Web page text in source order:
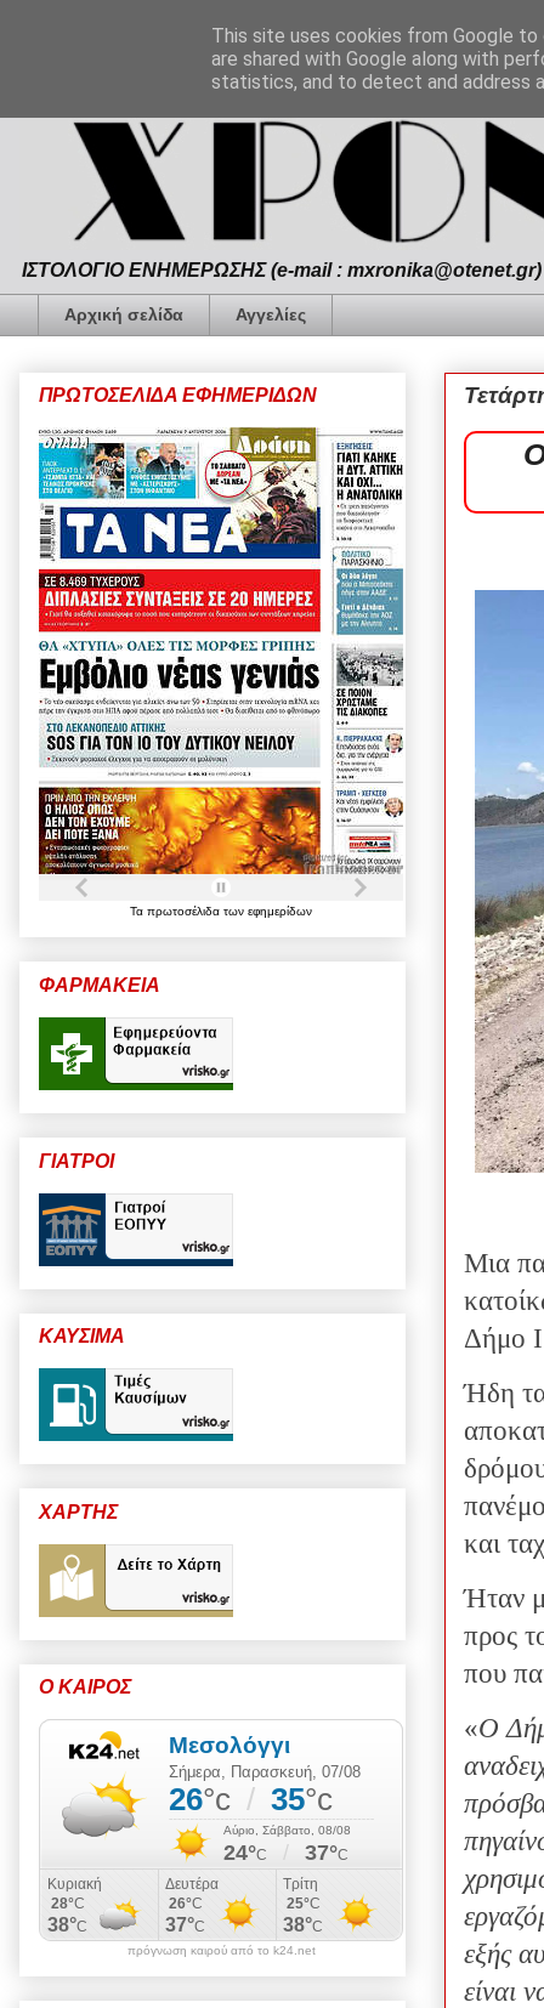
ΙΣΤΟΛΟΓΙΟ ΕΝΗΜΕΡΩΣΗΣ (e-mail :
Αρχική σελίδα Αγγελίες
Μια
Δήμο
Ήδη
και
Ήταν
προς
που
«Ο
εξής
είναι
ΠΡΩΤΟΣΕΛΙΔΑ ΕΦΗΜΕΡΙΔΩΝ
Τα πρωτοσέλιδα των εφημερίδων
ΦΑΡΜΑΚΕΙΑ
ΓΙΑΤΡΟΙ
ΚΑΥΣΙΜΑ
ΧΑΡΤΗΣ
Ο ΚΑΙΡΟΣ
πρόγνωση καιρού από το k24.net
This site uses cookies from Google
are shared with Google along with
statistics, and to detect and address